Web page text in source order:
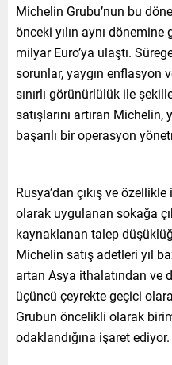
Michelin Grubu’nun bu
önceki yılın aynı
milyar Euro’ya ulaştı.
sorunlar, yaygın enflasyon
sınırlı görünürlülük ile
satışlarını artıran Michelin,
başarılı bir operasyon
Rusya’dan çıkış ve
olarak uygulanan sokağa
kaynaklanan talep
Michelin satış adetleri yıl
artan Asya ithalatından ve
üçüncü çeyrekte geçici
Grubun öncelikli olarak
odaklandığına işaret ediyor.